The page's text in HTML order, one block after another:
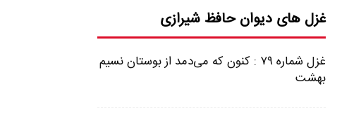
غزل های دیوان حافظ شیرازی
غزل شماره ۷۹ : کنون که می‌دمد از بوستان نسیم
بهشت